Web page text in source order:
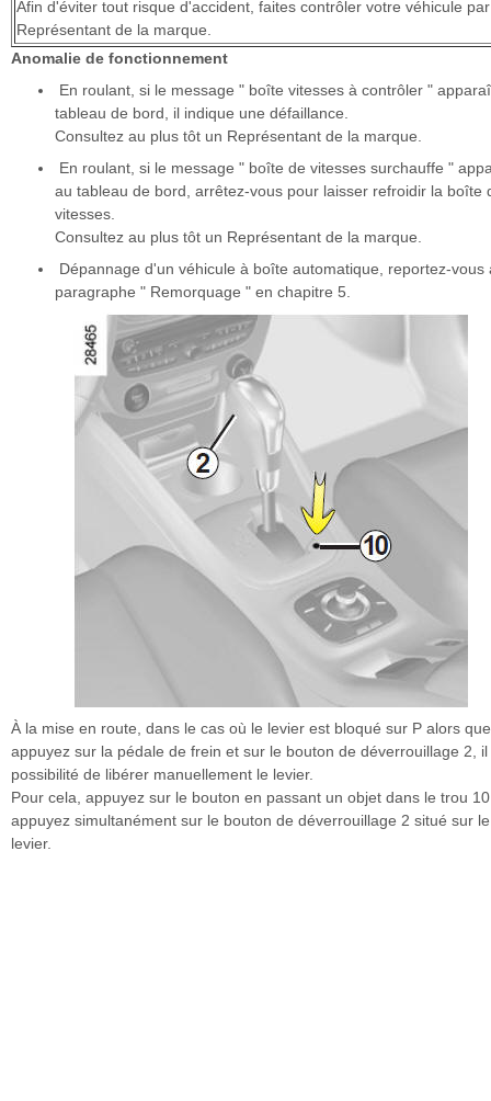
Afin d'éviter tout risque d'accident, faites contrôler votre véhicule
Représentant de la marque.
Anomalie de fonctionnement
En roulant, si le message " boîte vitesses à contrôler "
tableau de bord, il indique une défaillance.
Consultez au plus tôt un Représentant de la marque.
En roulant, si le message " boîte de vitesses surchauffe "
au tableau de bord, arrêtez-vous pour laisser refroidir la boîte
vitesses.
Consultez au plus tôt un Représentant de la marque.
Dépannage d'un véhicule à boîte automatique, reportez-vous
paragraphe " Remorquage " en chapitre 5.
À la mise en route, dans le cas où le levier est bloqué sur P alors
appuyez sur la pédale de frein et sur le bouton de déverrouillage 2, il
possibilité de libérer manuellement le levier.
Pour cela, appuyez sur le bouton en passant un objet dans le trou
appuyez simultanément sur le bouton de déverrouillage 2 situé sur le
levier.